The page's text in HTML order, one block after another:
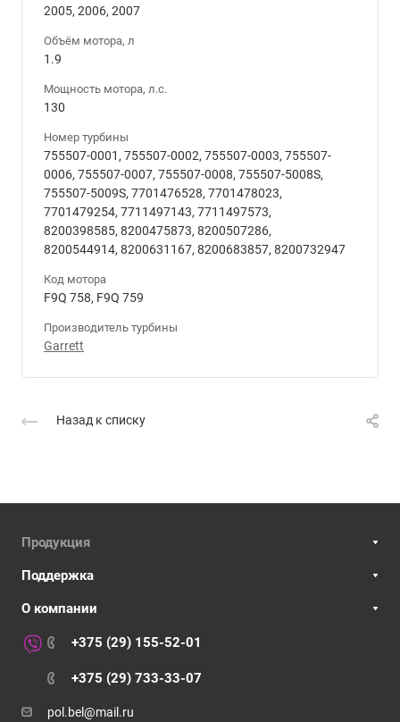
2005, 2006, 2007
Объём мотора, л
1.9
Мощность мотора, л.с.
130
Номер турбины
755507-0001, 755507-0002, 755507-0003, 755507-
0006, 755507-0007, 755507-0008, 755507-5008S,
755507-5009S, 7701476528, 7701478023,
7701479254, 7711497143, 7711497573,
8200398585, 8200475873, 8200507286,
8200544914, 8200631167, 8200683857, 8200732947
Код мотора
F9Q 758, F9Q 759
Производитель турбины
Garrett
Назад к списку
Продукция
Поддержка
О компании
+375 (29) 155-52-01
+375 (29) 733-33-07
pol.bel@mail.ru